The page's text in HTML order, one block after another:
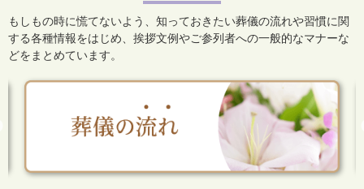
もしもの時に慌てないよう、知っておきたい葬儀の流れや習慣に関
する各種情報をはじめ、 挨拶文例やご参列者への一般的なマナーな
どをまとめています。